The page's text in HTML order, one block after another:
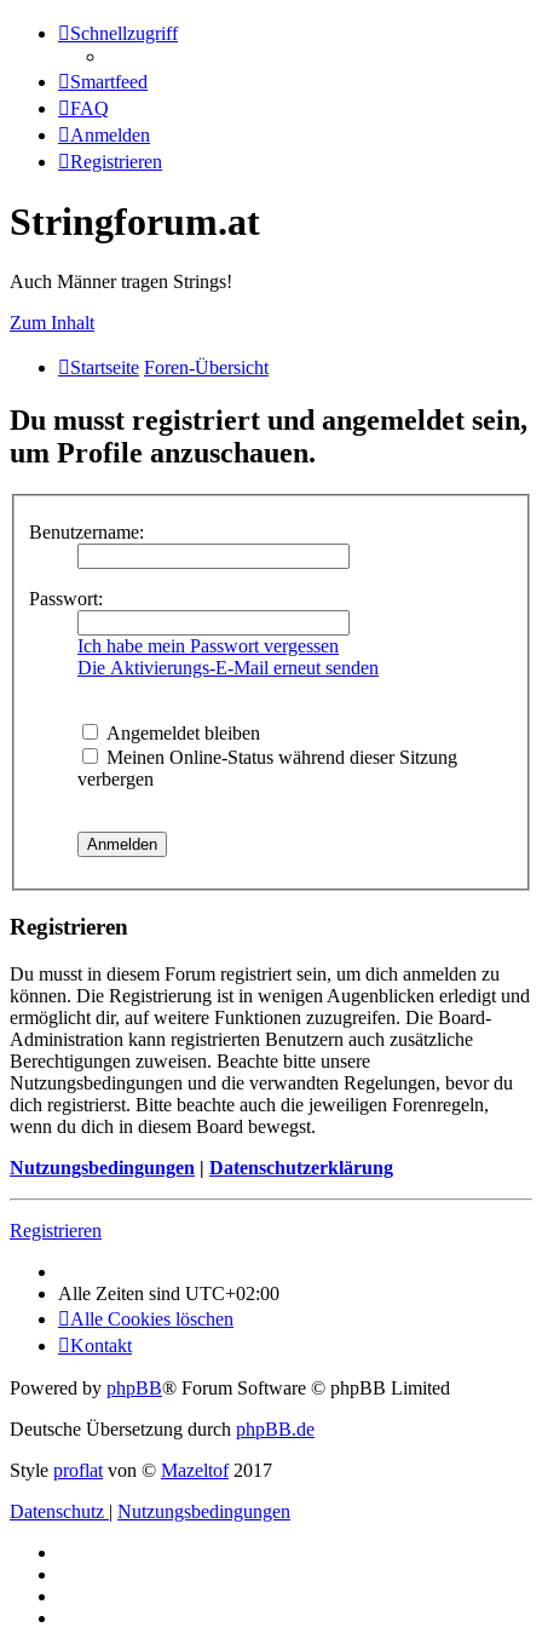
Schnellzugriff
Smartfeed
FAQ
Anmelden
Registrieren
Stringforum.at
Auch Männer tragen Strings!
Zum Inhalt
Startseite Foren-Übersicht
Du musst registriert und angemeldet sein,
um Profile anzuschauen.
Benutzername:
Passwort:
Ich habe mein Passwort vergessen
Die Aktivierungs-E-Mail erneut senden
Angemeldet bleiben
Meinen Online-Status während dieser Sitzung
verbergen
Registrieren
Du musst in diesem Forum registriert sein, um dich anmelden zu
können. Die Registrierung ist in wenigen Augenblicken erledigt und
ermöglicht dir, auf weitere Funktionen zuzugreifen. Die Board-
Administration kann registrierten Benutzern auch zusätzliche
Berechtigungen zuweisen. Beachte bitte unsere
Nutzungsbedingungen und die verwandten Regelungen, bevor du
dich registrierst. Bitte beachte auch die jeweiligen Forenregeln,
wenn du dich in diesem Board bewegst.
Nutzungsbedingungen | Datenschutzerklärung
Registrieren
Alle Zeiten sind UTC+02:00
Alle Cookies löschen
Kontakt
Powered by phpBB® Forum Software © phpBB Limited
Deutsche Übersetzung durch phpBB.de
Style proflat von © Mazeltof2017
Datenschutz | Nutzungsbedingungen